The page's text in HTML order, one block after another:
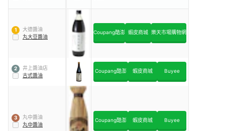
1
大德醬油
丸大豆醬油
Coupang酷澎 蝦皮商城 樂天市場購物網
2
井上醬油店
古式醬油
Coupang酷澎 蝦皮商城 Buyee
3
丸中醬油
丸中醬油
Coupang酷澎 蝦皮商城 Buyee